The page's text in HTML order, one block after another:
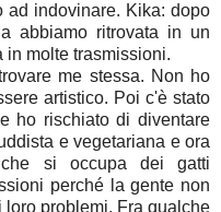
ad indovinare. Kika: dopo
abbiamo ritrovata in un
molte trasmissioni.
me stessa. Non ho
artistico. Poi c'è stato
ho rischiato di diventare
e vegetariana e ora
che si occupa dei gatti
perché la gente non
problemi. Fra qualche